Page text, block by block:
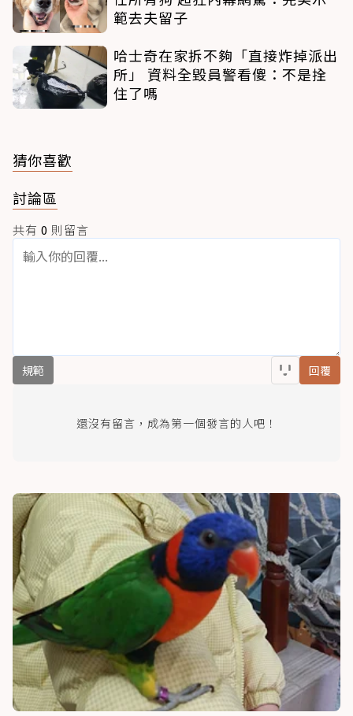
範去夫留子
哈士奇在家拆不夠「直接炸掉派出
所」 資料全毀員警看傻：不是拴
住了嗎
猜你喜歡
討論區
共有 0 則留言
規範 回覆
還沒有留言，成為第一個發言的人吧！